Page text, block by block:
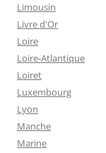
Limousin
Livre d'Or
Loire
Loire-Atlantique
Loiret
Luxembourg
Lyon
Manche
Marine